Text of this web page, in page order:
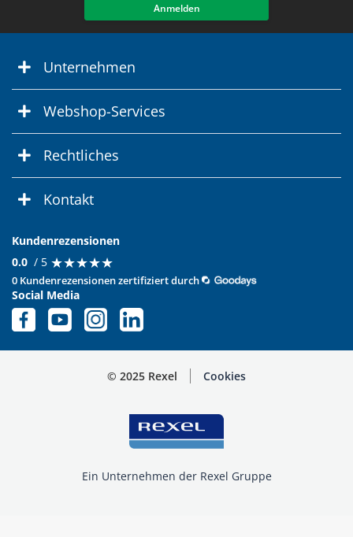
Anmelden
Unternehmen
Webshop-Services
Rechtliches
Kontakt
Kundenrezensionen
0.0 / 5 ★★★★★
★★★★★
0 Kundenrezensionen zertifiziert durch
Social Media
© 2025 Rexel Cookies
Ein Unternehmen der Rexel Gruppe